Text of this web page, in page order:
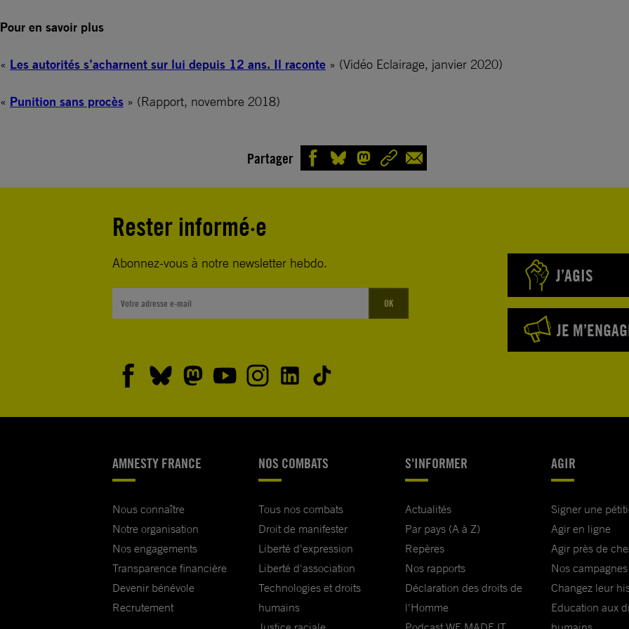
Pour en savoir plus
« Les autorités s’acharnent sur lui depuis 12 ans. Il raconte » (Vidéo Eclairage, janvier 2020)
« Punition sans procès » (Rapport, novembre 2018)
Partager
Rester informé·e
Abonnez-vous à notre newsletter hebdo.
OK
J’AGIS
JE
AMNESTY FRANCE
Nous connaître
Notre organisation
Nos engagements
Transparence financière
Devenir bénévole
Recrutement
NOS COMBATS
Tous nos combats
Droit de manifester
Liberté d'expression
Liberté d'association
Technologies et droits
humains
S'INFORMER
Actualités
Par pays (A à Z)
Repères
Nos rapports
Déclaration des droits de
l'Homme
AGIR
Signer une
Agir en ligne
Agir près de
Nos campagnes
Changez leur
Education aux